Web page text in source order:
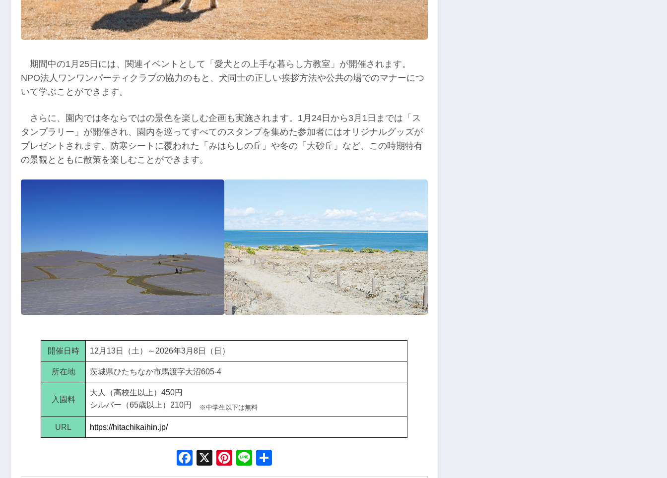
期間中の1月25日には、関連イベントとして「愛犬との上手な暮らし方教室」が開催されます。
NPO法人ワンワンパーティクラブの協力のもと、犬同士の正しい挨拶方法や公共の場でのマナーにつ
いて学ぶことができます。
さらに、園内では冬ならではの景色を楽しむ企画も実施されます。1月24日から3月1日までは「ス
タンプラリー」が開催され、園内を巡ってすべてのスタンプを集めた参加者にはオリジナルグッズが
プレゼントされます。防寒シートに覆われた「みはらしの丘」や冬の「大砂丘」など、この時期特有
の景観とともに散策を楽しむことができます。
開催日時 12月13日（土）～2026年3月8日（日）
所在地 茨城県ひたちなか市馬渡字大沼605-4
入園料
大人（高校生以上）450円
シルバー（65歳以上）210円
※中学生以下は無料
URL https://hitachikaihin.jp/
Facebook
X Pinterest
Line